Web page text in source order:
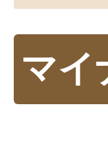
マイ